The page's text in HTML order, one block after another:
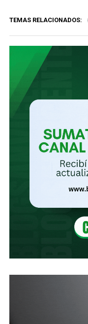
electrónico…
TEMAS RELACIONADOS: